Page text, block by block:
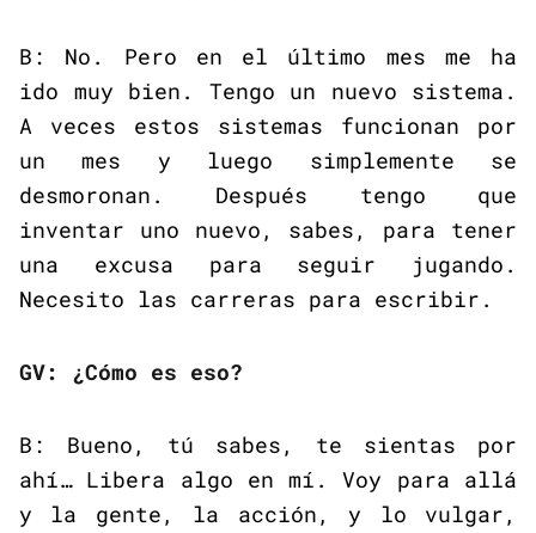
B: No. Pero en el último mes me ha
ido muy bien. Tengo un nuevo sistema.
A veces estos sistemas funcionan por
un mes y luego simplemente se
desmoronan. Después tengo que
inventar uno nuevo, sabes, para tener
una excusa para seguir jugando.
Necesito las carreras para escribir.
GV: ¿Cómo es eso?
B: Bueno, tú sabes, te sientas por
ahí… Libera algo en mí. Voy para allá
y la gente, la acción, y lo vulgar,